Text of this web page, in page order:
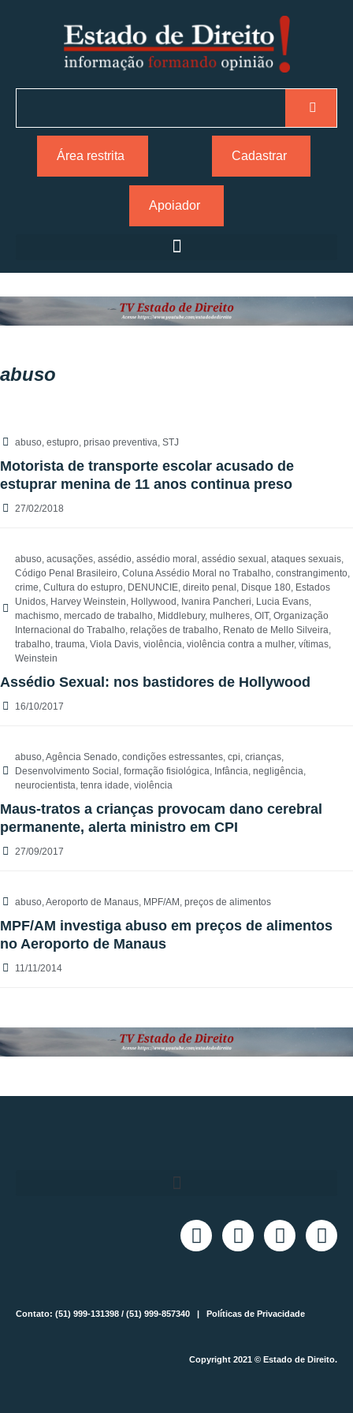
Área restrita Cadastrar
Apoiador
abuso
abuso, estupro, prisao preventiva, STJ
Motorista de transporte escolar acusado de
estuprar menina de 11 anos continua preso
27/02/2018
abuso, acusações, assédio, assédio moral , assédio sexual , ataques sexuais,
Código Penal Brasileiro, Coluna Assédio Moral no Trabalho, constrangimento,
crime, Cultura do estupro, DENUNCIE, direito penal , Disque 180, Estados
Unidos, Harvey Weinstein, Hollywood , Ivanira Pancheri, Lucia Evans,
machismo, mercado de trabalho, Middlebury, mulheres, OIT, Organização
Internacional do Trabalho, relações de trabalho, Renato de Mello Silveira,
trabalho, trauma, Viola Davis, violência, violência contra a mulher, vítimas,
Weinstein
Assédio Sexual: nos bastidores de Hollywood
16/10/2017
abuso,Agência Senado, condições estressantes, cpi, crianças,
Desenvolvimento Social , formação fisiológica, Infância, negligência,
neurocientista, tenra idade, violência
Maus-tratos a crianças provocam dano cerebral
permanente, alerta ministro em CPI
27/09/2017
abuso,Aeroporto de Manaus, MPF/AM , preços de alimentos
MPF/AM investiga abuso em preços de alimentos
no Aeroporto de Manaus
11/11/2014
Contato: (51) 999-131398 / (51) 999-857340 | Políticas de Privacidade
Copyright 2021 © Estado de Direito.